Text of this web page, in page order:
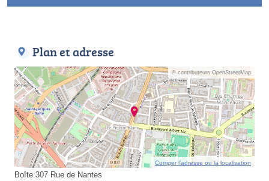
Plan et adresse
© contributeurs OpenStreetMap
Corriger l’adresse ou la localisation
Boîte 307 Rue de Nantes